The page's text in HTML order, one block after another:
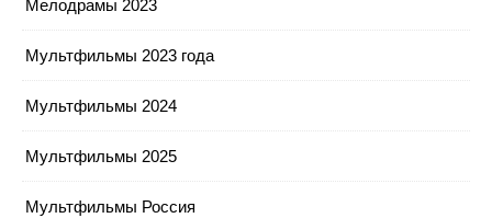
Мелодрамы 2023
Мультфильмы 2023 года
Мультфильмы 2024
Мультфильмы 2025
Мультфильмы Россия